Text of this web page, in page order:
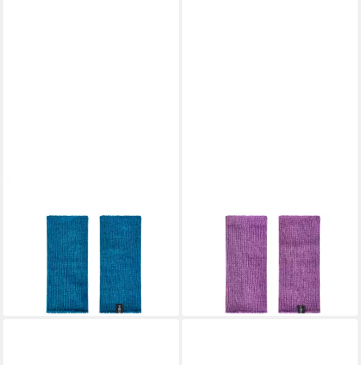
glatt AS779 (1 Paar, 1-St., 1
Paar) praktisches Daumenloch
22,90 €
(22,90 €/ 1 Paar)
lieferbar - in 3-4 Werktagen bei dir
glatt AS775 (1 Paar, 1-St., 1
Paar) praktisches Daumenloch
22,90 €
(22,90 €/ 1 Paar)
lieferbar - in 3-4 Werktagen bei dir